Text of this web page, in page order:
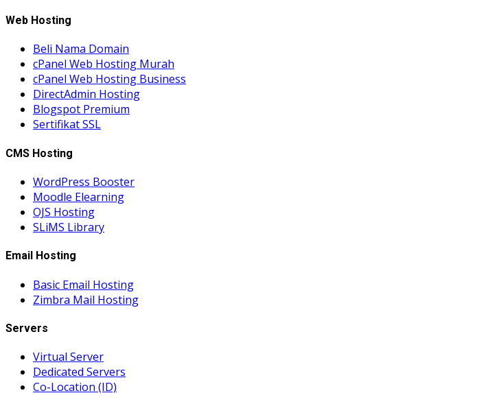
Web Hosting
Beli Nama Domain
cPanel Web Hosting Murah
cPanel Web Hosting Business
DirectAdmin Hosting
Blogspot Premium
Sertifikat SSL
CMS Hosting
WordPress Booster
Moodle Elearning
OJS Hosting
SLiMS Library
Email Hosting
Basic Email Hosting
Zimbra Mail Hosting
Servers
Virtual Server
Dedicated Servers
Co-Location (ID)